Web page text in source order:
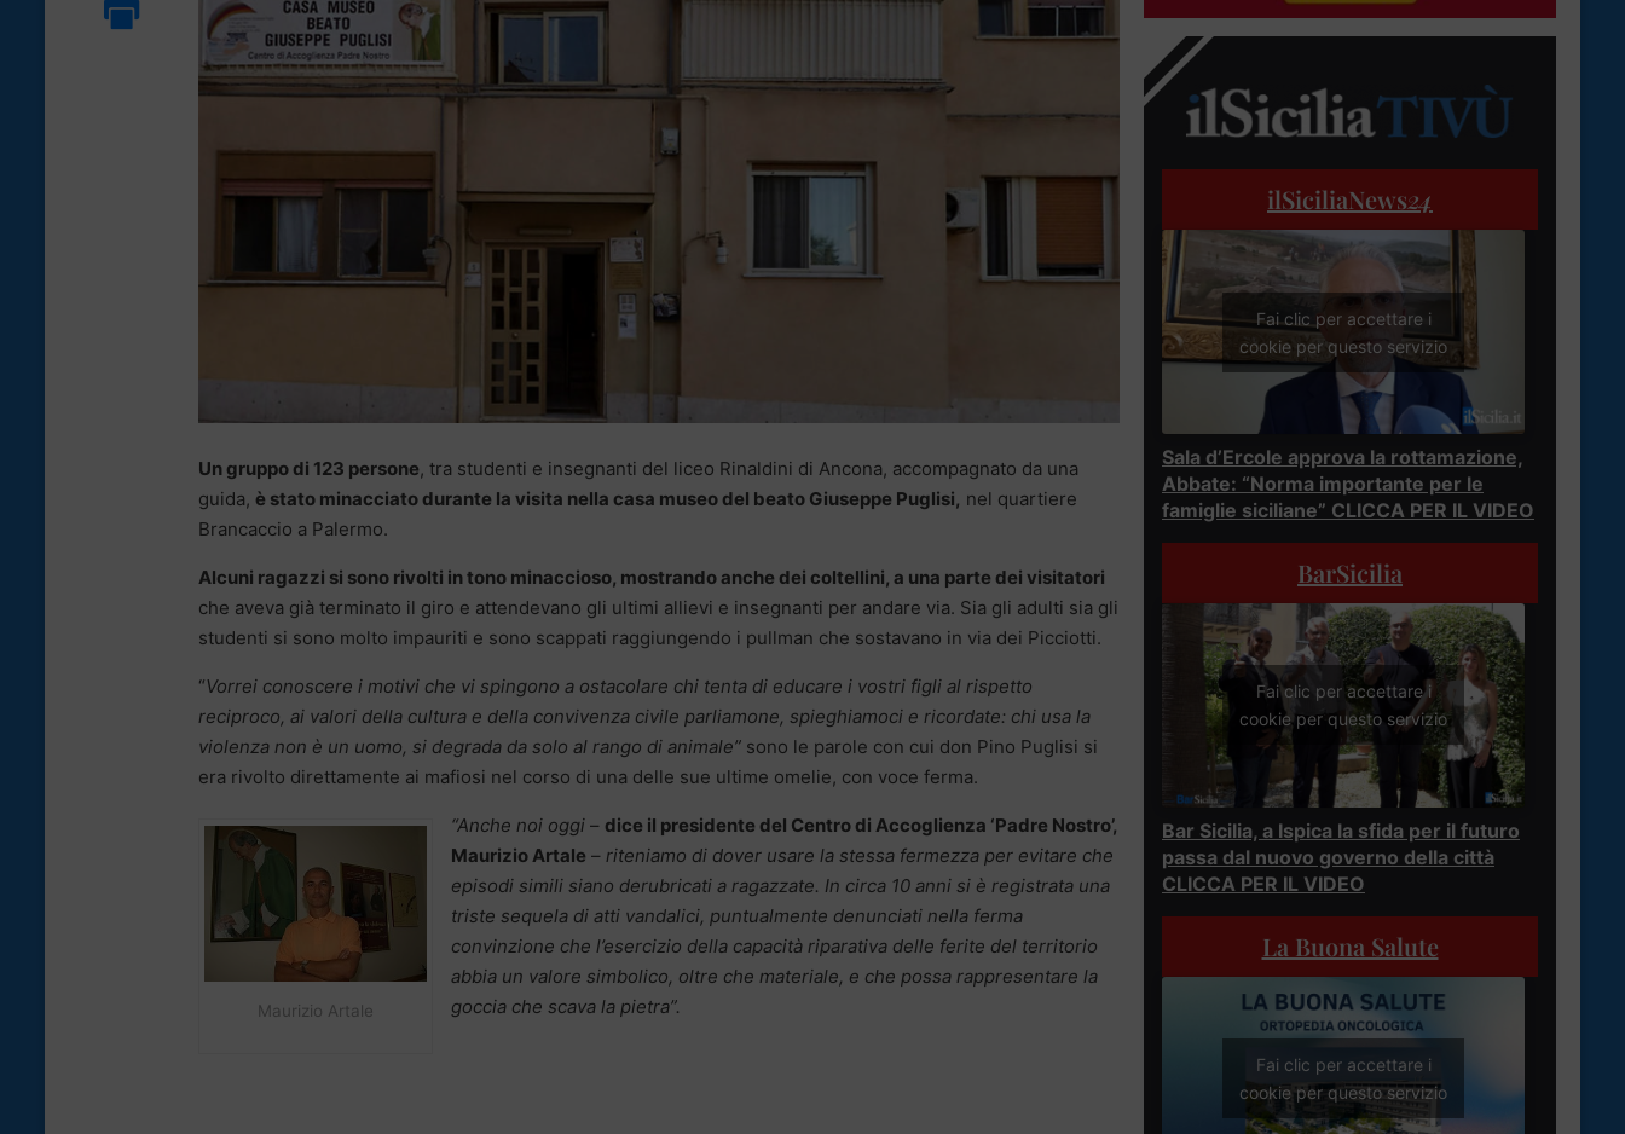
Un gruppo di 123 persone, tra studenti e insegnanti del liceo Rinaldini di Ancona, accompagnato da una
guida, è stato minacciato durante la visita nella casa museo del beato Giuseppe Puglisi, nel quartiere
Brancaccio a Palermo.
Alcuni ragazzi si sono rivolti in tono minaccioso, mostrando anche dei coltellini, a una parte dei visitatori
che aveva già terminato il giro e attendevano gli ultimi allievi e insegnanti per andare via. Sia gli adulti sia gli
studenti si sono molto impauriti e sono scappati raggiungendo i pullman che sostavano in via dei Picciotti.
“Vorrei conoscere i motivi che vi spingono a ostacolare chi tenta di educare i vostri figli al rispetto
reciproco, ai valori della cultura e della convivenza civile parliamone, spieghiamoci e ricordate: chi usa la
violenza non è un uomo, si degrada da solo al rango di animale” sono le parole con cui don Pino Puglisi si
era rivolto direttamente ai mafiosi nel corso di una delle sue ultime omelie, con voce ferma.
Maurizio Artale
“Anche noi oggi – dice il presidente del Centro di Accoglienza ‘Padre Nostro’,
Maurizio Artale – riteniamo di dover usare la stessa fermezza per evitare che
episodi simili siano derubricati a ragazzate. In circa 10 anni si è registrata una
triste sequela di atti vandalici, puntualmente denunciati nella ferma
convinzione che l’esercizio della capacità riparativa delle ferite del territorio
abbia un valore simbolico, oltre che materiale, e che possa rappresentare la
goccia che scava la pietra”.
ilSiciliaNews24
Fai clic per accettare i
cookie per questo servizio
Sala d’Ercole approva la rottamazione,
Abbate: “Norma importante per le
famiglie siciliane” CLICCA PER IL VIDEO
BarSicilia
Fai clic per accettare i
cookie per questo servizio
Bar Sicilia, a Ispica la sfida per il futuro
passa dal nuovo governo della città
CLICCA PER IL VIDEO
La Buona Salute
Fai clic per accettare i
cookie per questo servizio